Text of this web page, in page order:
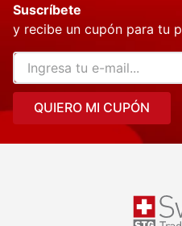
Suscríbete
y recibe un cupón para tu
QUIERO MI CUPÓN